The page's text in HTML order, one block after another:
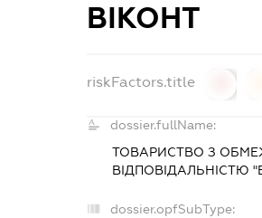
ВІКОНТ
riskFactors.title
dossier.fullName:
ТОВАРИСТВО З
ВІДПОВІДАЛЬНІСТЮ
dossier.opfSubType: